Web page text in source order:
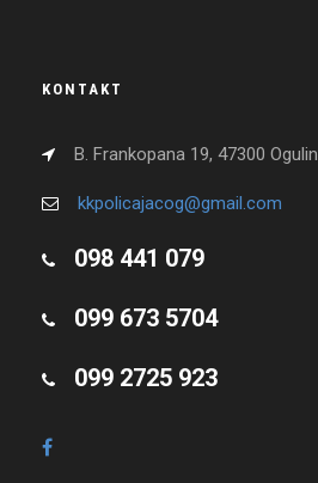
KONTAKT
B. Frankopana 19, 47300 Ogulin
kkpolicajacog@gmail.com
098 441 079
099 673 5704
099 2725 923